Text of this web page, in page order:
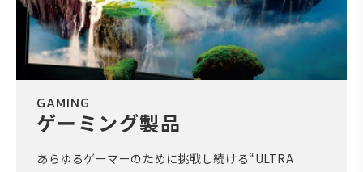
GAMING
ゲーミング製品
あらゆるゲーマーのために挑戦し続ける“ULTRA